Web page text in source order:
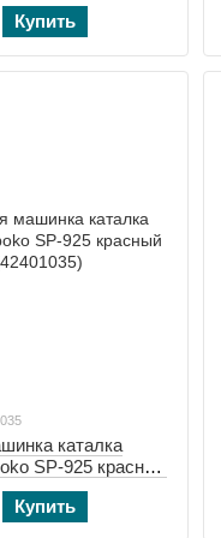
Купить
каталка
SP-925 красный
Купить